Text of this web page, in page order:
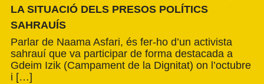
LA SITUACIÓ DELS PRESOS POLÍTICS
SAHRAUÍS
Parlar de Naama Asfari, és fer-ho d’un activista
sahrauí que va participar de forma destacada a
Gdeim Izik (Campament de la Dignitat) on l’octubre
i […]